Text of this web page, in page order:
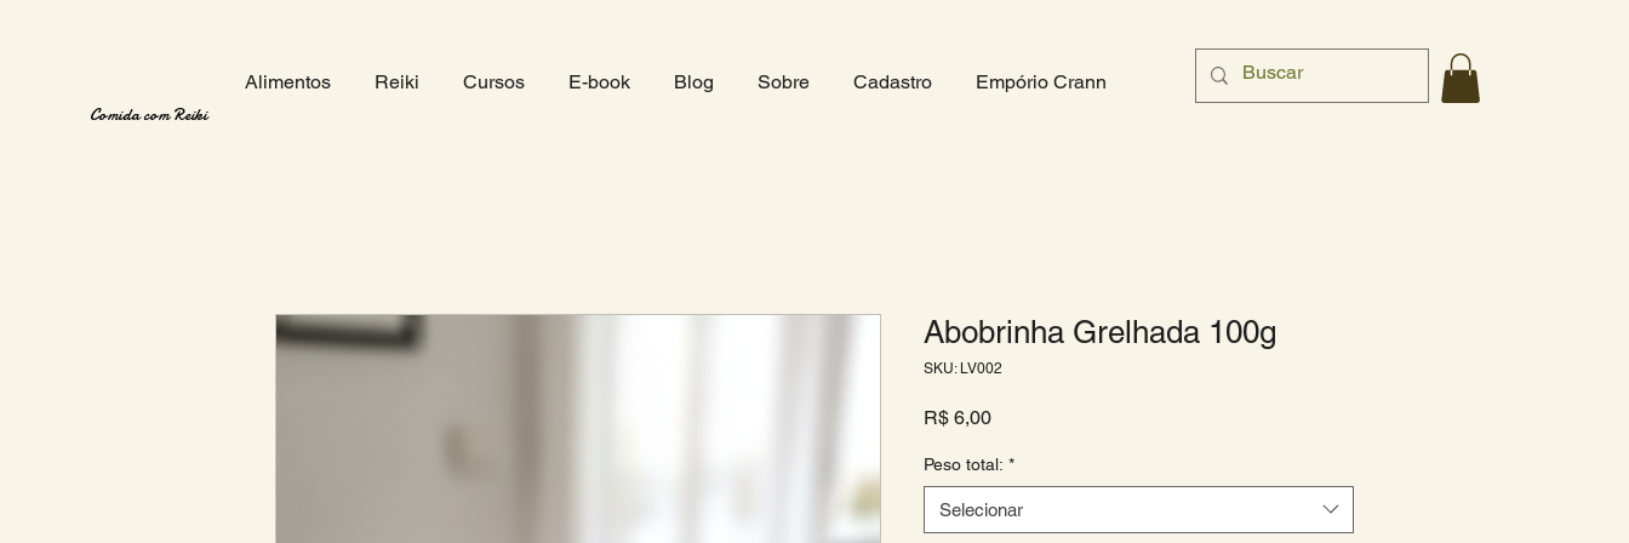
Comida com Reiki
Alimentos Reiki Cursos E-book Blog Sobre Cadastro Empório Crann
Abobrinha Grelhada 100g
SKU: LV002
R$ 6,00Preço
Peso total: *
Selecionar